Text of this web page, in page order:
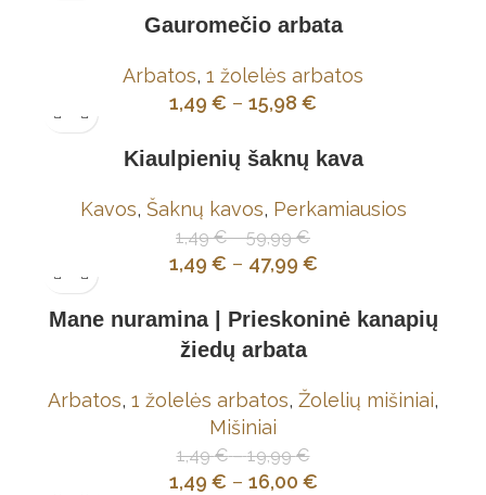
Gauromečio arbata
Arbatos, 1 žolelės arbatos
1,49 € – 15,98 €
Kiaulpienių šaknų kava
Kavos, Šaknų kavos, Perkamiausios
1,49€ – 59,99€
1,49 € – 47,99 €
Mane nuramina | Prieskoninė kanapių
žiedų arbata
Arbatos, 1 žolelės arbatos, Žolelių mišiniai,
Mišiniai
1,49€ – 19,99€
1,49 € – 16,00 €